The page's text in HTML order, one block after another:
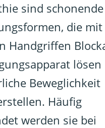
sind schonende
die mit
Handgriffen
Beweglichkeit
Häufig
werden sie bei